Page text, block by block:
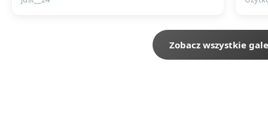
Zobacz wszystkie